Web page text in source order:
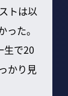
トは以
た。
生で20
かり見